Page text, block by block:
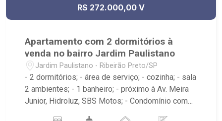
R$ 272.000,00 V
Apartamento com 2 dormitórios à
venda no bairro Jardim Paulistano
Jardim Paulistano - Ribeirão Preto/SP
- 2 dormitórios; - área de serviço; - cozinha; - sala
2 ambientes; - 1 banheiro; - próximo à Av. Meira
Junior, Hidroluz, SBS Motos; - Condomínio com